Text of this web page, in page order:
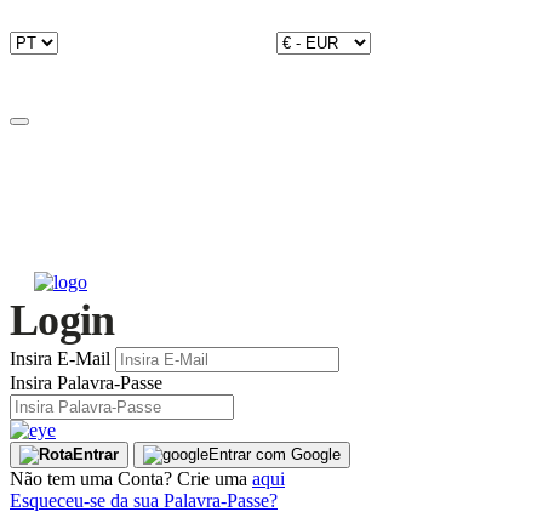
Login
Insira E-Mail
Insira Palavra-Passe
Entrar Entrar com Google
Não tem uma Conta? Crie uma aqui
Esqueceu-se da sua Palavra-Passe?